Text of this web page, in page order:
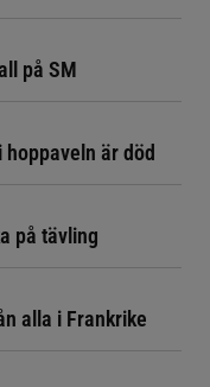
på SM
är död
på tävling
alla i Frankrike